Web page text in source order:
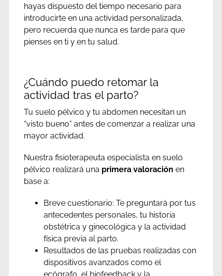
hayas dispuesto del tiempo necesario para
introducirte en una actividad personalizada,
pero recuerda que nunca es tarde para que
pienses en ti y en tu salud.
¿Cuándo puedo retomar la
actividad tras el parto?
Tu suelo pélvico y tu abdomen necesitan un
“visto bueno” antes de comenzar a realizar una
mayor actividad.
Nuestra fisioterapeuta especialista en suelo
pélvico realizará una primera valoración en
base a:
Breve cuestionario: Te preguntará por tus
antecedentes personales, tu historia
obstétrica y ginecológica y la actividad
física previa al parto.
Resultados de las pruebas realizadas con
dispositivos avanzados como el